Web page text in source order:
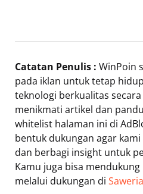
Catatan Penulis : WinPoin
pada iklan untuk tetap
teknologi berkualitas
menikmati artikel dan
whitelist halaman ini di
bentuk dukungan agar
dan berbagi insight untuk
Kamu juga bisa
melalui dukungan di Saweria